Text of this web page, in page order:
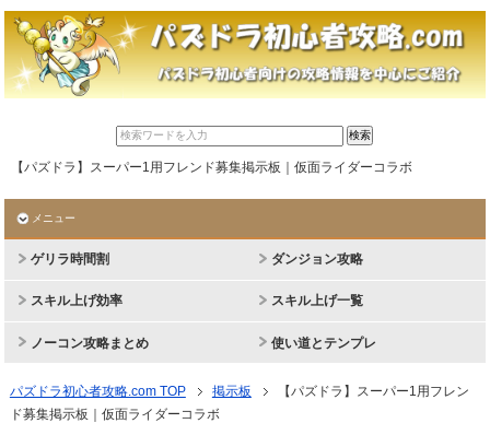
【パズドラ】スーパー1用フレンド募集掲示板｜仮面ライダーコラボ
メニュー
ゲリラ時間割 ダンジョン攻略
スキル上げ効率 スキル上げ一覧
ノーコン攻略まとめ 使い道とテンプレ
パズドラ初心者攻略.com TOP 掲示板
【パズドラ】スーパー1用フレン
ド募集掲示板｜仮面ライダーコラボ